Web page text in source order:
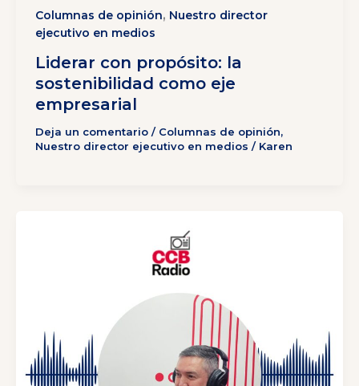
Columnas de opinión, Nuestro director
ejecutivo en medios
Liderar con propósito: la
sostenibilidad como eje
empresarial
Deja un comentario / Columnas de opinión,
Nuestro director ejecutivo en medios / Karen